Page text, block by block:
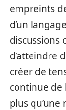
empreints
d’un
discussions
d’atteindre
créer de
continue de
plus qu’une